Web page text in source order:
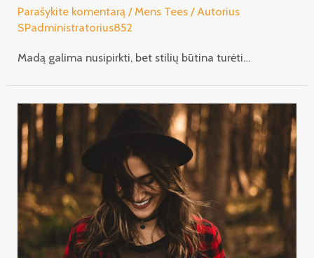
Parašykite komentarą /Mens Tees / Autorius
SPadministratorius852
Madą galima nusipirkti, bet stilių būtina turėti…